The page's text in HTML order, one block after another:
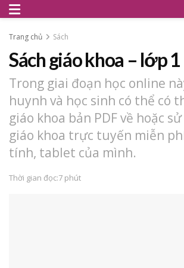
Trang chủ Sách
Sách giáo khoa – lớp 1
Trong giai đoạn học online
huynh và học sinh có thể có
giáo khoa bản PDF về hoặc
giáo khoa trực tuyến miễn
tính, tablet của mình.
Thời gian đọc:7 phút